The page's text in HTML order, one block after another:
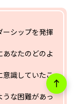
シップを発揮
なたのどのよ
識していたこ
な困難があっ